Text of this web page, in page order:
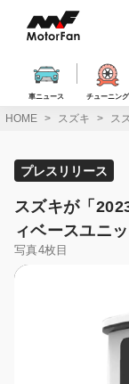
ス
車ニュース チューニング
HOME スズキ ス
プレスリリース
スズキが「
ィベースユニ
写真4枚目